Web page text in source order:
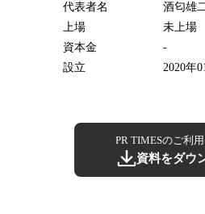
代表者名
酒匂雄
上場
未上場
資本金
-
設立
2020年
PR TIMESのご利
資料をダウ